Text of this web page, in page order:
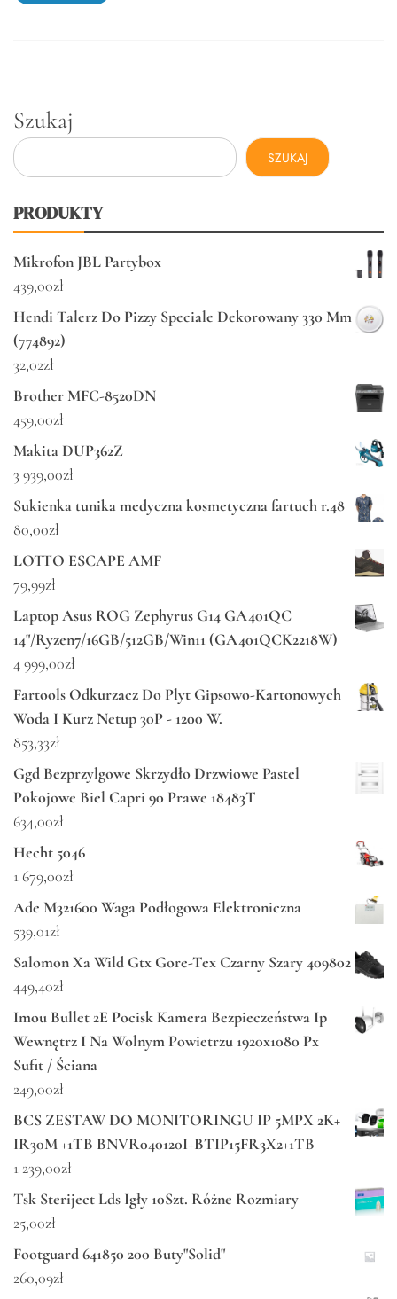
Szukaj
SZUKAJ
PRODUKTY
Mikrofon JBL Partybox
439,00zł
Hendi Talerz Do Pizzy Speciale Dekorowany 330 Mm
(774892)
32,02zł
Brother MFC-8520DN
459,00zł
Makita DUP362Z
3 939,00zł
Sukienka tunika medyczna kosmetyczna fartuch r.48
80,00zł
LOTTO ESCAPE AMF
79,99zł
Laptop Asus ROG Zephyrus G14 GA401QC
14"/Ryzen7/16GB/512GB/Win11 (GA401QCK2218W)
4 999,00zł
Fartools Odkurzacz Do Plyt Gipsowo-Kartonowych
Woda I Kurz Netup 30P - 1200 W.
853,33zł
Ggd Bezprzylgowe Skrzydło Drzwiowe Pastel
Pokojowe Biel Capri 90 Prawe 18483T
634,00zł
Hecht 5046
1 679,00zł
Ade M321600 Waga Podłogowa Elektroniczna
539,01zł
Salomon Xa Wild Gtx Gore-Tex Czarny Szary 409802
449,40zł
Imou Bullet 2E Pocisk Kamera Bezpieczeństwa Ip
Wewnętrz I Na Wolnym Powietrzu 1920x1080 Px
Sufit / Ściana
249,00zł
BCS ZESTAW DO MONITORINGU IP 5MPX 2K+
IR30M +1TB BNVR040120I+BTIP15FR3X2+1TB
1 239,00zł
Tsk Steriject Lds Igły 10Szt. Różne Rozmiary
25,00zł
Footguard 641850 200 Buty"Solid"
260,09zł